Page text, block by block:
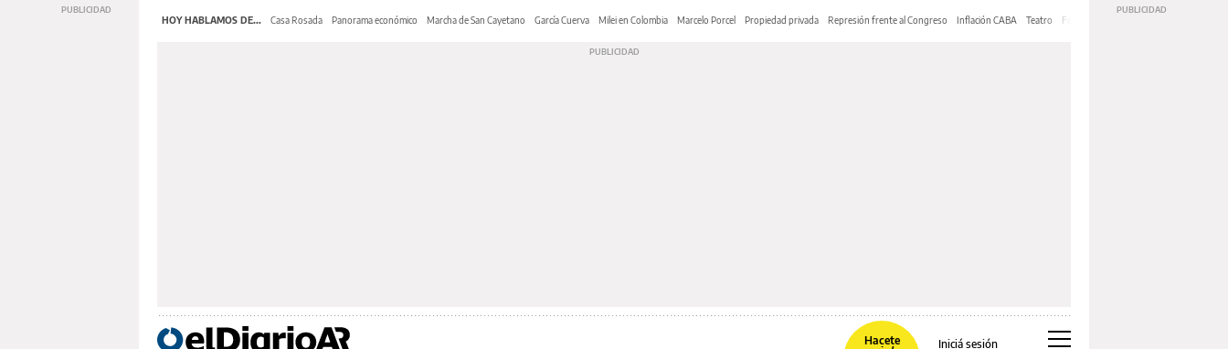
HOY HABLAMOS DE... Casa Rosada Panorama económico Marcha de San Cayetano García Cuerva Milei en Colombia Marcelo Porcel Propiedad privada Represión frente al Congreso Inflación CABA Teatro Feria de Editores
Hacete
Iniciá sesión